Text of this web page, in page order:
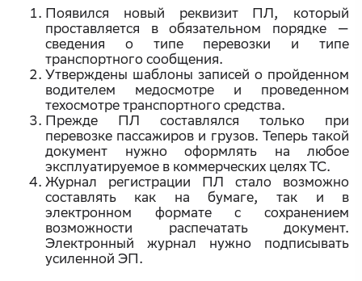
Появился новый реквизит ПЛ, который
проставляется в обязательном порядке —
сведения о типе перевозки и типе
транспортного сообщения.
Утверждены шаблоны записей о пройденном
водителем медосмотре и проведенном
техосмотре транспортного средства.
Прежде ПЛ составлялся только при
перевозке пассажиров и грузов. Теперь такой
документ нужно оформлять на любое
эксплуатируемое в коммерческих целях ТС.
Журнал регистрации ПЛ стало возможно
составлять как на бумаге, так и в
электронном формате с сохранением
возможности распечатать документ.
Электронный журнал нужно подписывать
усиленной ЭП.